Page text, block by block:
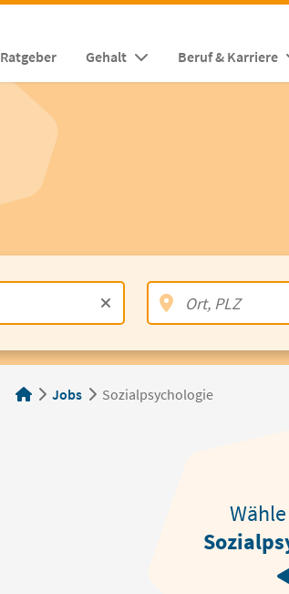
Ratgeber Gehalt Beruf & Karriere
Jobs Sozialpsychologie